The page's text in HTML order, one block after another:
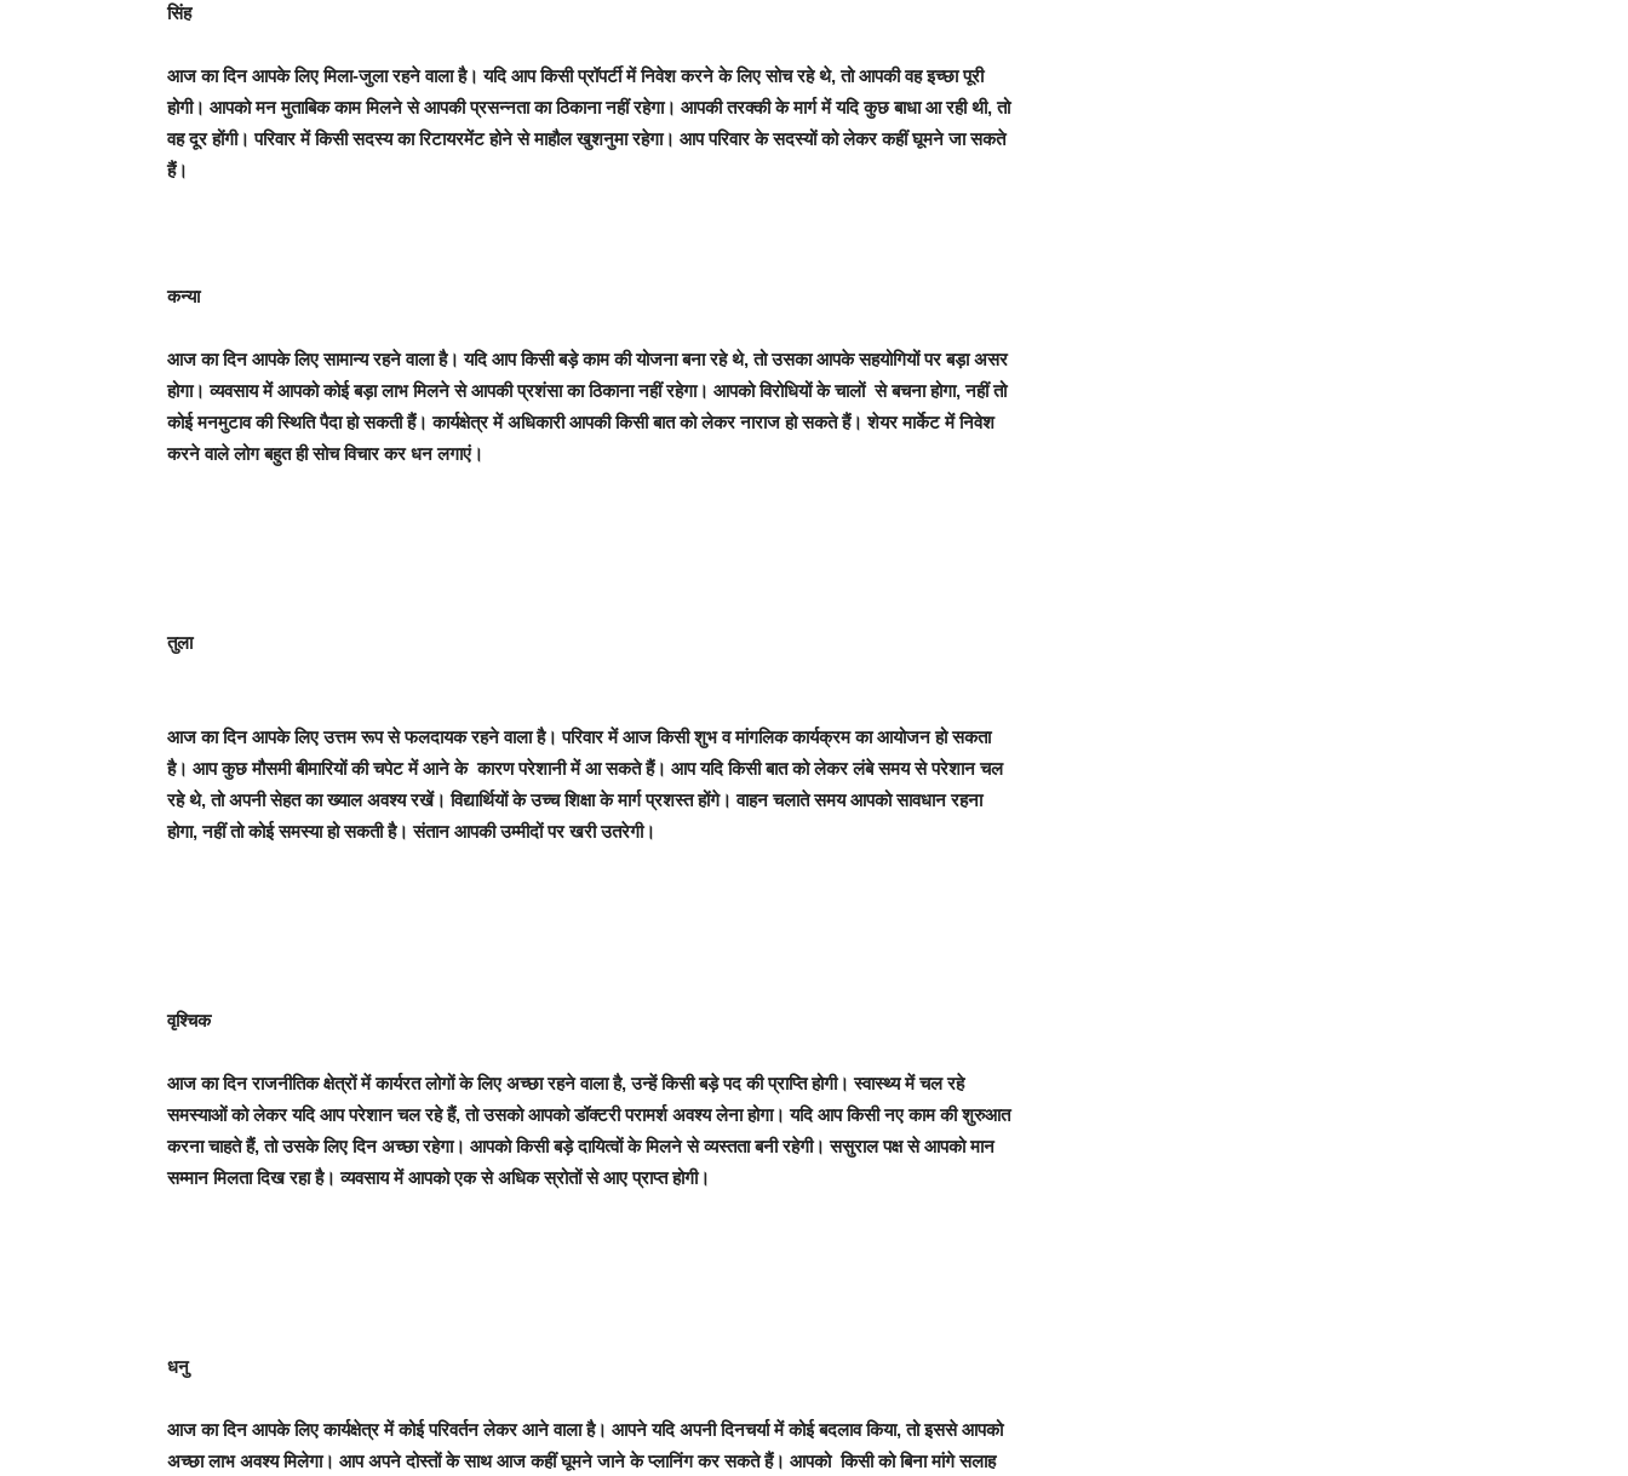
सिंह
आज का दिन आपके लिए मिला-जुला रहने वाला है। यदि आप किसी प्रॉपर्टी में निवेश करने के लिए सोच रहे थे, तो आपकी वह इच्छा पूरी
होगी। आपको मन मुताबिक काम मिलने से आपकी प्रसन्नता का ठिकाना नहीं रहेगा। आपकी तरक्की के मार्ग में यदि कुछ बाधा आ रही थी, तो
वह दूर होंगी। परिवार में किसी सदस्य का रिटायरमेंट होने से माहौल खुशनुमा रहेगा। आप परिवार के सदस्यों को लेकर कहीं घूमने जा सकते
हैं।
कन्या
आज का दिन आपके लिए सामान्य रहने वाला है। यदि आप किसी बड़े काम की योजना बना रहे थे, तो उसका आपके सहयोगियों पर बड़ा असर
होगा। व्यवसाय में आपको कोई बड़ा लाभ मिलने से आपकी प्रशंसा का ठिकाना नहीं रहेगा। आपको विरोधियों के चालों से बचना होगा, नहीं तो
कोई मनमुटाव की स्थिति पैदा हो सकती हैं। कार्यक्षेत्र में अधिकारी आपकी किसी बात को लेकर नाराज हो सकते हैं। शेयर मार्केट में निवेश
करने वाले लोग बहुत ही सोच विचार कर धन लगाएं।
तुला
आज का दिन आपके लिए उत्तम रूप से फलदायक रहने वाला है। परिवार में आज किसी शुभ व मांगलिक कार्यक्रम का आयोजन हो सकता
है। आप कुछ मौसमी बीमारियों की चपेट में आने के कारण परेशानी में आ सकते हैं। आप यदि किसी बात को लेकर लंबे समय से परेशान चल
रहे थे, तो अपनी सेहत का ख्याल अवश्य रखें। विद्यार्थियों के उच्च शिक्षा के मार्ग प्रशस्त होंगे। वाहन चलाते समय आपको सावधान रहना
होगा, नहीं तो कोई समस्या हो सकती है। संतान आपकी उम्मीदों पर खरी उतरेगी।
वृश्चिक
आज का दिन राजनीतिक क्षेत्रों में कार्यरत लोगों के लिए अच्छा रहने वाला है, उन्हें किसी बड़े पद की प्राप्ति होगी। स्वास्थ्य में चल रहे
समस्याओं को लेकर यदि आप परेशान चल रहे हैं, तो उसको आपको डॉक्टरी परामर्श अवश्य लेना होगा। यदि आप किसी नए काम की शुरुआत
करना चाहते हैं, तो उसके लिए दिन अच्छा रहेगा। आपको किसी बड़े दायित्वों के मिलने से व्यस्तता बनी रहेगी। ससुराल पक्ष से आपको मान
सम्मान मिलता दिख रहा है। व्यवसाय में आपको एक से अधिक स्रोतों से आए प्राप्त होगी।
धनु
आज का दिन आपके लिए कार्यक्षेत्र में कोई परिवर्तन लेकर आने वाला है। आपने यदि अपनी दिनचर्या में कोई बदलाव किया, तो इससे आपको
अच्छा लाभ अवश्य मिलेगा। आप अपने दोस्तों के साथ आज कहीं घूमने जाने के प्लानिंग कर सकते हैं। आपको किसी को बिना मांगे सलाह